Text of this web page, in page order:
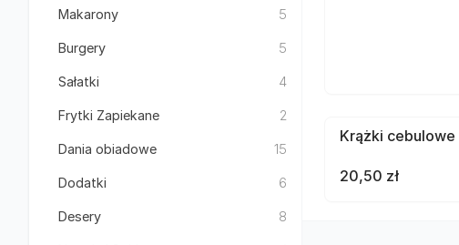
Makarony 5
Burgery 5
Sałatki 4
Frytki Zapiekane 2
Dania obiadowe 15
Dodatki 6
Desery 8
Krążki cebulowe
20,50 zł